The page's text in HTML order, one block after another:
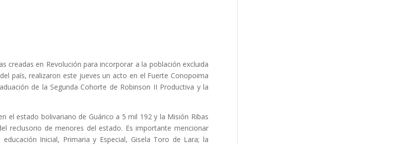
creadas en Revolución para incorporar a la población excluida
país, realizaron este jueves un acto en el Fuerte Conopoima
de la Segunda Cohorte de Robinson II Productiva y la
el estado bolivariano de Guárico a 5 mil 192 y la Misión Ribas
reclusorio de menores del estado. Es importante mencionar
Inicial, Primaria y Especial, Gisela Toro de Lara; la